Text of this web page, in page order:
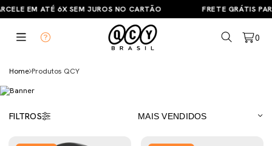
EM ATÉ 6X SEM JUROS NO CARTÃO FRETE GRÁTIS
0
Home Produtos QCY
FILTROS